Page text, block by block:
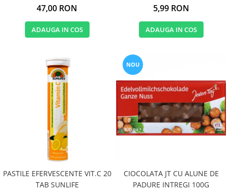
2.025KG G&G 4394209009
47,00 RON
ADAUGA IN COS
5,99 RON
ADAUGA IN COS
PASTILE EFERVESCENTE VIT.C 20
TAB SUNLIFE
NOU
CIOCOLATA JT CU ALUNE DE
PADURE INTREGI 100G